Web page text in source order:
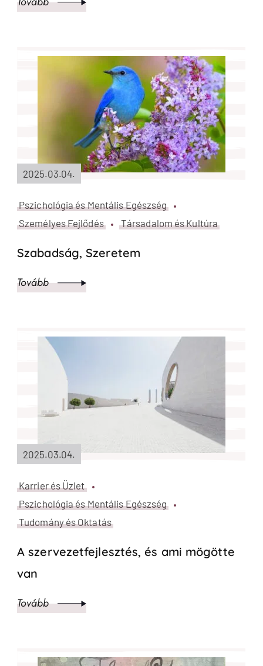
2025.03.04.
Pszichológia és Mentális Egészség
Személyes Fejlődés
Társadalom és Kultúra
Szabadság, Szeretem
Tovább
2025.03.04.
Karrier és Üzlet
Pszichológia és Mentális Egészség
Tudomány és Oktatás
A szervezetfejlesztés, és ami mögötte
van
Tovább